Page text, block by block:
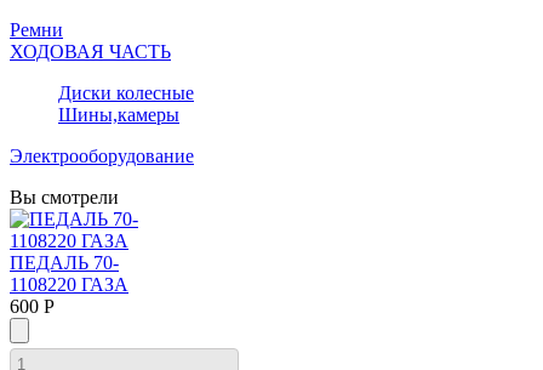
Ремни
ХОДОВАЯ ЧАСТЬ
Диски колесные
Шины,камеры
Электрооборудование
Вы смотрели
ПЕДАЛЬ 70-
1108220 ГАЗА
600 Р